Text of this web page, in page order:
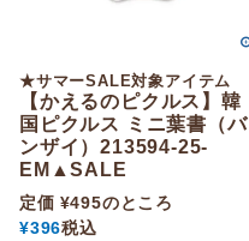
★サマーSALE対象アイテム
【かえるのピクルス】韓
国ピクルス ミニ葉書（バ
ンザイ）213594-25-
EM▲SALE
定価 ¥495のところ
¥396税込